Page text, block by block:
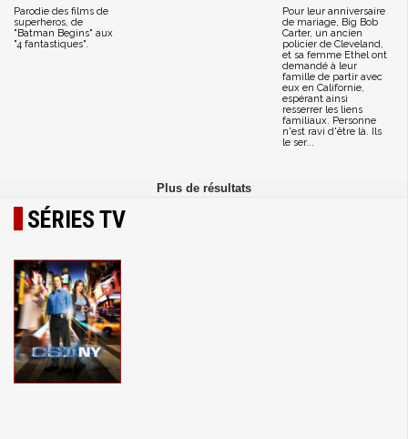
Parodie des films de
superheros, de
"Batman Begins" aux
"4 fantastiques".
Pour leur anniversaire
de mariage, Big Bob
Carter, un ancien
policier de Cleveland,
et sa femme Ethel ont
demandé à leur
famille de partir avec
eux en Californie,
espérant ainsi
resserrer les liens
familiaux. Personne
n'est ravi d'être là. Ils
le ser...
SÉRIES TV